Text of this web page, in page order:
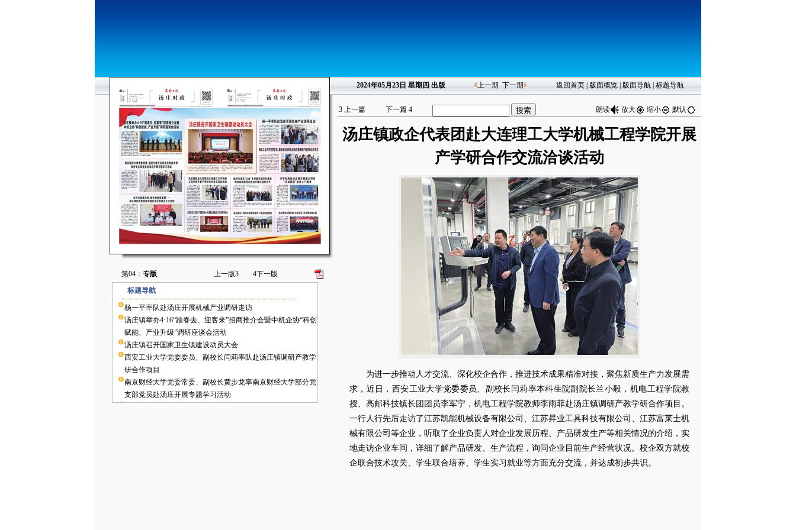
第04： 专版 上一版3 4下一版
标题导航
杨一平率队赴汤庄开展机械产业调研走访
汤庄镇举办4·16“踏春去、迎客来”招商推介会暨中机企协“科创
赋能、产业升级”调研座谈会活动
汤庄镇召开国家卫生镇建设动员大会
西安工业大学党委委员、副校长闫莉率队赴汤庄镇调研产教学
研合作项目
南京财经大学党委常委、副校长黄步龙率南京财经大学部分党
支部党员赴汤庄开展专题学习活动
2024年05月23日 星期四 出版 上一期 下一期 返回首页 版面概览 版面导航 标题导航
3 上一篇 下一篇 4 朗读 放大 缩小 默认
汤庄镇政企代表团赴大连理工大学机械工程学院开展
产学研合作交流洽谈活动
为进一步推动人才交流、深化校企合作，推进技术成果精准对接，聚焦新质生产力发展需
求，近日，西安工业大学党委委员、副校长闫莉率本科生院副院长兰小毅，机电工程学院教
授、高邮科技镇长团团员李军宁，机电工程学院教师李雨菲赴汤庄镇调研产教学研合作项目。
一行人行先后走访了江苏凯能机械设备有限公司、江苏昇业工具科技有限公司、江苏富莱士机
械有限公司等企业，听取了企业负责人对企业发展历程、产品研发生产等相关情况的介绍，实
地走访企业车间，详细了解产品研发、生产流程，询问企业目前生产经营状况。校企双方就校
企联合技术攻关、学生联合培养、学生实习就业等方面充分交流，并达成初步共识。